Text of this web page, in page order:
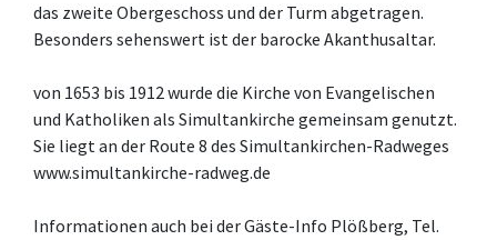
das zweite Obergeschoss und der Turm abgetragen.
Besonders sehenswert ist der barocke Akanthusaltar.
von 1653 bis 1912 wurde die Kirche von Evangelischen
und Katholiken als Simultankirche gemeinsam genutzt.
Sie liegt an der Route 8 des Simultankirchen-Radweges
www.simultankirche-radweg.de
Informationen auch bei der Gäste-Info Plößberg, Tel.